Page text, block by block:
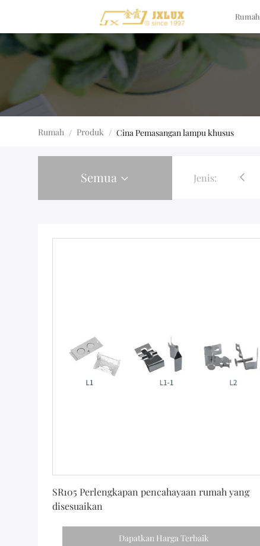
Rumah
Rumah / Produk / Cina Pemasangan lampu khusus
Semua Jenis:
Lampu Troffer Led
SR105 Perlengkapan pencahayaan rumah yang
disesuaikan
Dapatkan Harga Terbaik